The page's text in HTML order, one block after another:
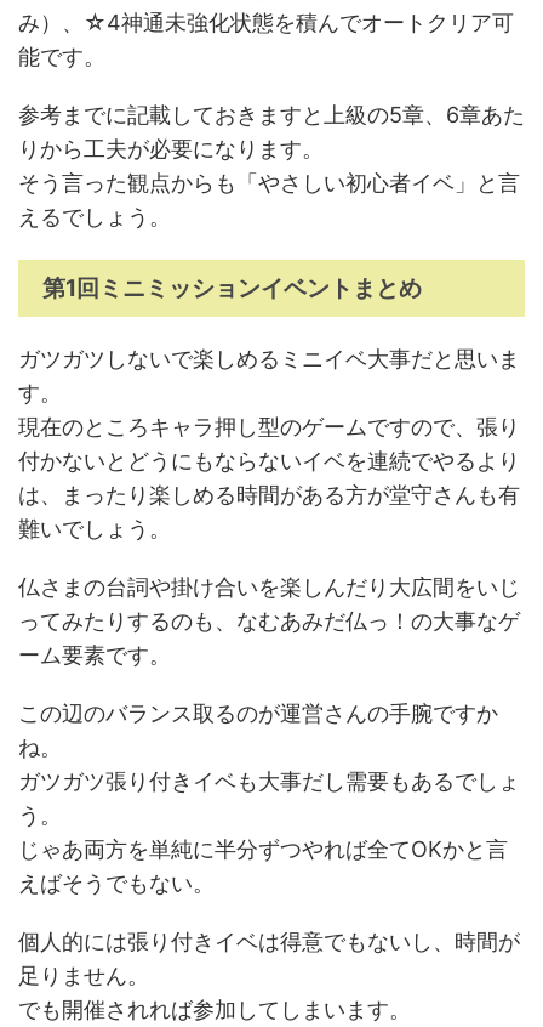
み）、☆4神通未強化状態を積んでオートクリア可
能です。
参考までに記載しておきますと上級の5章、6章あた
りから工夫が必要になります。
そう言った観点からも「やさしい初心者イベ」と言
えるでしょう。
第1回ミニミッションイベントまとめ
ガツガツしないで楽しめるミニイベ大事だと思いま
す。
現在のところキャラ押し型のゲームですので、張り
付かないとどうにもならないイベを連続でやるより
は、まったり楽しめる時間がある方が堂守さんも有
難いでしょう。
仏さまの台詞や掛け合いを楽しんだり大広間をいじ
ってみたりするのも、なむあみだ仏っ！の大事なゲ
ーム要素です。
この辺のバランス取るのが運営さんの手腕ですか
ね。
ガツガツ張り付きイベも大事だし需要もあるでしょ
う。
じゃあ両方を単純に半分ずつやれば全てOKかと言
えばそうでもない。
個人的には張り付きイベは得意でもないし、時間が
足りません。
でも開催されれば参加してしまいます。